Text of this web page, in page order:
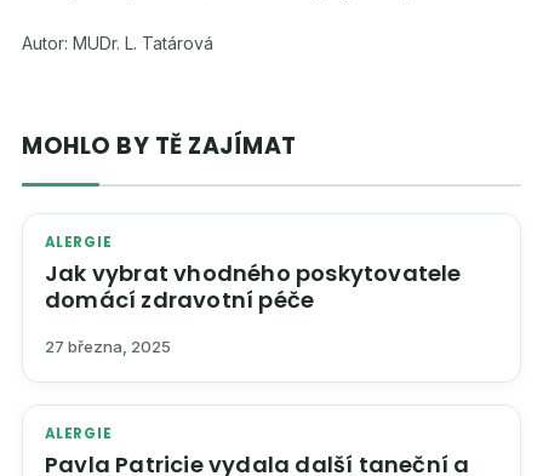
Autor: MUDr. L. Tatárová
MOHLO BY TĚ ZAJÍMAT
ALERGIE
Jak vybrat vhodného poskytovatele
domácí zdravotní péče
27 března, 2025
ALERGIE
Pavla Patricie vydala další taneční a